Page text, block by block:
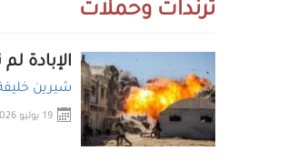
ترندات وحملات
الإبادة
شيرين
19 يوليو 2026 - 14:03